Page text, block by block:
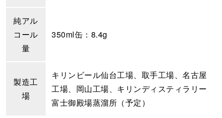
純アル
コール
量
350ml缶：8.4g
製造工
場
キリンビール仙台工場、取手工場、名古屋
工場、岡山工場、キリンディスティラリー
富士御殿場蒸溜所（予定）